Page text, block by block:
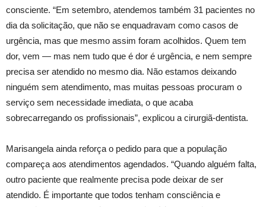
consciente. “Em setembro, atendemos também 31 pacientes no
dia da solicitação, que não se enquadravam como casos de
urgência, mas que mesmo assim foram acolhidos. Quem tem
dor, vem — mas nem tudo que é dor é urgência, e nem sempre
precisa ser atendido no mesmo dia. Não estamos deixando
ninguém sem atendimento, mas muitas pessoas procuram o
serviço sem necessidade imediata, o que acaba
sobrecarregando os profissionais”, explicou a cirurgiã-dentista.
Marisangela ainda reforça o pedido para que a população
compareça aos atendimentos agendados. “Quando alguém falta,
outro paciente que realmente precisa pode deixar de ser
atendido. É importante que todos tenham consciência e